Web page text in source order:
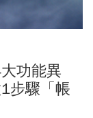
功能異
步驟「帳